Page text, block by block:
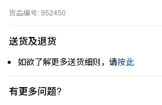
货品编号: 952450
送货及退货
如欲了解更多送货细则，请按此
有更多问题?